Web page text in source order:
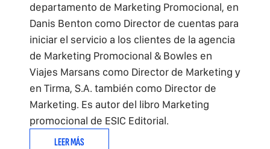
departamento de Marketing Promocional, en
Danis Benton como Director de cuentas para
iniciar el servicio a los clientes de la agencia
de Marketing Promocional & Bowles en
Viajes Marsans como Director de Marketing y
en Tirma, S.A. también como Director de
Marketing. Es autor del libro Marketing
promocional de ESIC Editorial.
LEER MÁS